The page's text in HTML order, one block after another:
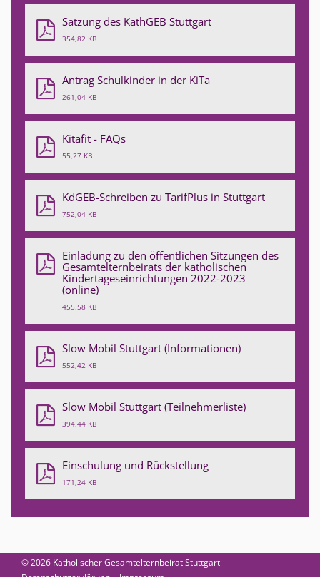
Satzung des KathGEB Stuttgart
354,82 KB
Antrag Schulkinder in der KiTa
261,04 KB
Kitafit - FAQs
55,27 KB
KdGEB-Schreiben zu TarifPlus in Stuttgart
752,04 KB
Einladung zu den öffentlichen Sitzungen des
Gesamtelternbeirats der katholischen
Kindertageseinrichtungen 2022-2023
(online)
455,58 KB
Slow Mobil Stuttgart (Informationen)
552,42 KB
Slow Mobil Stuttgart (Teilnehmerliste)
394,44 KB
Einschulung und Rückstellung
171,24 KB
© 2026 Katholischer Gesamtelternbeirat Stuttgart